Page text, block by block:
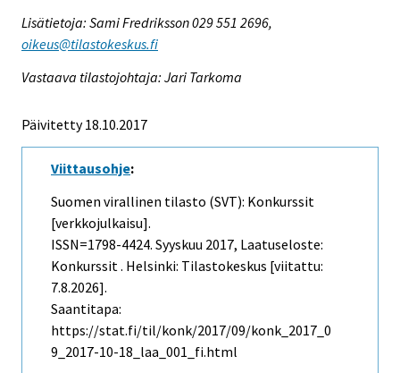
Lisätietoja: Sami Fredriksson 029 551 2696,
oikeus@tilastokeskus.fi
Vastaava tilastojohtaja: Jari Tarkoma
Päivitetty 18.10.2017
Viittausohje:
Suomen virallinen tilasto (SVT): Konkurssit
[verkkojulkaisu].
ISSN=1798-4424. Syyskuu 2017, Laatuseloste:
Konkurssit . Helsinki: Tilastokeskus [viitattu:
7.8.2026].
Saantitapa:
https://stat.fi/til/konk/2017/09/konk_2017_0
9_2017-10-18_laa_001_fi.html